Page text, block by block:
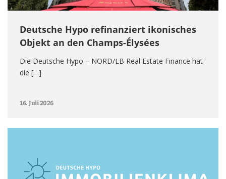
Deutsche Hypo refinanziert ikonisches
Objekt an den Champs-Élysées
Die Deutsche Hypo – NORD/LB Real Estate Finance hat
die […]
16. Juli 2026